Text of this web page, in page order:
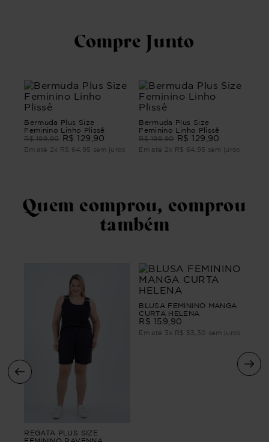
Compre Junto
Bermuda Plus Size
Feminino Linho Plissê
R$ 199,90 R$ 129 90
Em até 2x R$ 64 95 sem juros
Bermuda Plus Size
Feminino Linho Plissê
R$ 199,90 R$ 129 90
Em até 2x R$ 64 95 sem juros
Quem comprou, comprou
também
REGATA PLUS SIZE
FEMININO RAVENNA
BLUSA FEMININO MANGA
CURTA HELENA
R$ 159 90
Em até 3x R$ 53 30 sem juros